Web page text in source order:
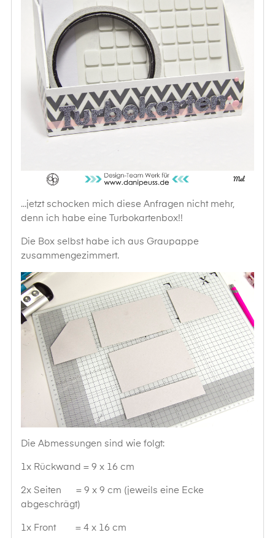
...jetzt schocken mich diese Anfragen nicht mehr,
denn ich habe eine Turbokartenbox!!
Die Box selbst habe ich aus Graupappe
zusammengezimmert.
Die Abmessungen sind wie folgt:
1x Rückwand = 9 x 16 cm
2x Seiten = 9 x 9 cm (jeweils eine Ecke
abgeschrägt)
1x Front = 4 x 16 cm